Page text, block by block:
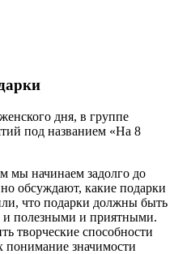
дня, в группе
под названием «На 8
мы начинаем задолго до
обсуждают, какие подарки
что подарки должны быть
и полезными и приятными.
творческие способности
понимание значимости